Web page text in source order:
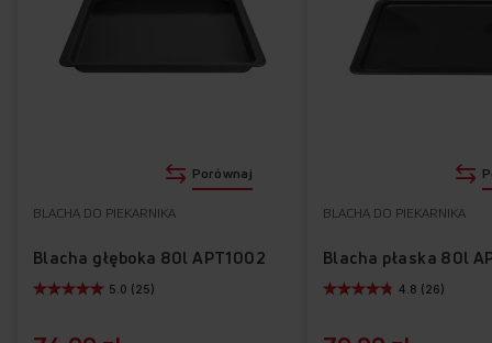
BLACHA DO PIEKARNIKA
Blacha głęboka 80l APT1002
5.0 (25)
Porównaj
BLACHA DO PIEKARNIKA
Blacha płaska 80l
4.8 (26)